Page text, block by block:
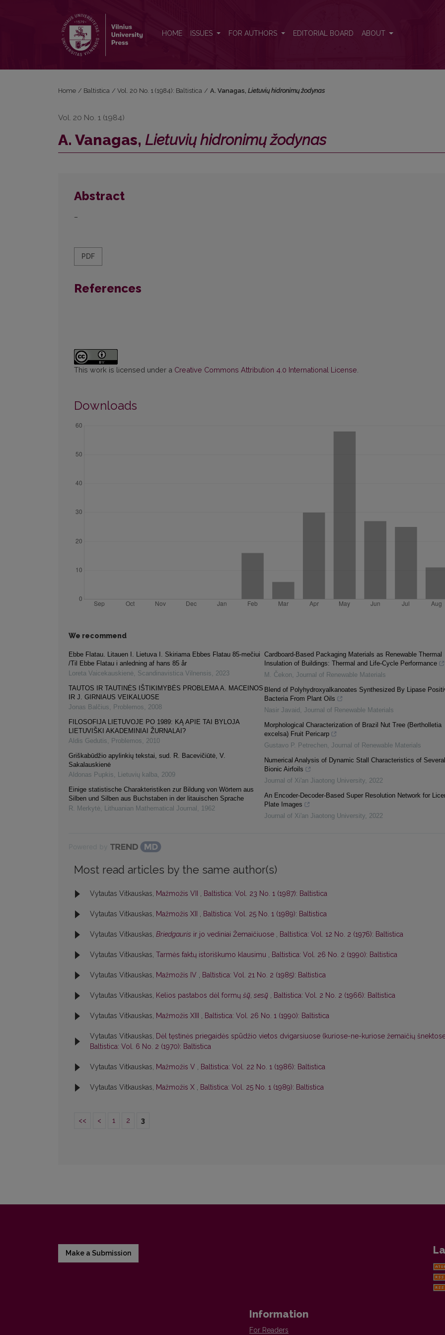
HOME ISSUES FOR AUTHORS EDITORIAL BOARD ABOUT
Home / Baltistica / Vol. 20 No. 1 (1984): Baltistica / A. Vanagas, Lietuvių hidronimų žodynas
Vol. 20 No. 1 (1984)
A. Vanagas, Lietuvių hidronimų žodynas
Abstract
–
PDF
References
This work is licensed under a Creative Commons Attribution 4.0 International License
Downloads
We recommend
Ebbe Flatau. Litauen I. Lietuva I. Skiriama Ebbes Flatau 85-mečiui
/Til Ebbe Flatau i anledning af hans 85 år
Loreta Vaicekauskienė, Scandinavistica Vilnensis, 2023
TAUTOS IR TAUTINĖS IŠTIKIMYBĖS PROBLEMA A. MACEINOS
IR J. GIRNIAUS VEIKALUOSE
Jonas Balčius, Problemos, 2008
FILOSOFIJA LIETUVOJE PO 1989: KĄ APIE TAI BYLOJA
LIETUVIŠKI AKADEMINIAI ŽURNALAI?
Aldis Gedutis, Problemos, 2010
Griškabūdžio apylinkių tekstai, sud. R. Bacevičiūtė, V.
Sakalauskienė
Aldonas Pupkis, Lietuvių kalba, 2009
Einige statistische Charakteristiken zur Bildung von Wörtern aus
Silben und Silben aus Buchstaben in der litauischen Sprache
R. Merkytė, Lithuanian Mathematical Journal , 1962
Cardboard-Based Packaging Materials as Renewable Thermal
Insulation of Buildings: Thermal and Life-Cycle Performance
M. Čekon, Journal of Renewable Materials
Blend of Polyhydroxyalkanoates Synthesized By Lipase
Bacteria From Plant Oils
Nasir Javaid , Journal of Renewable Materials
Morphological Characterization of Brazil Nut Tree (Bertholletia
excelsa) Fruit Pericarp
Gustavo P. Petrechen, Journal of Renewable Materials
Numerical Analysis of Dynamic Stall Characteristics of Several
Bionic Airfoils
Journal of Xi'an Jiaotong University, 2022
An Encoder-Decoder-Based Super Resolution Network for
Plate Images
Journal of Xi'an Jiaotong University, 2022
Most read articles by the same author(s)
Vytautas Vitkauskas, Mažmožis VII , Baltistica: Vol. 23 No. 1 (1987): Baltistica
Vytautas Vitkauskas, Mažmožis XII , Baltistica: Vol. 25 No. 1 (1989): Baltistica
Vytautas Vitkauskas, Briedgauris ir jo vediniai Žemaičiuose , Baltistica: Vol. 12 No. 2 (1976): Baltistica
Vytautas Vitkauskas, Tarmės faktų istoriškumo klausimu , Baltistica: Vol. 26 No. 2 (1990): Baltistica
Vytautas Vitkauskas, Mažmožis IV , Baltistica: Vol. 21 No. 2 (1985): Baltistica
Vytautas Vitkauskas, Kelios pastabos dėl formų šų̃, sesų̃ , Baltistica: Vol. 2 No. 2 (1966): Baltistica
Vytautas Vitkauskas, Mažmožis XIII , Baltistica: Vol. 26 No. 1 (1990): Baltistica
Vytautas Vitkauskas, Dėl tęstinės priegaidės spūdžio vietos dvigarsiuose (kuriose-ne-kuriose žemaičių
Baltistica: Vol. 6 No. 2 (1970): Baltistica
Vytautas Vitkauskas, Mažmožis V , Baltistica: Vol. 22 No. 1 (1986): Baltistica
Vytautas Vitkauskas, Mažmožis X , Baltistica: Vol. 25 No. 1 (1989): Baltistica
<< < 1 2 3
Make a Submission
Information
For Readers